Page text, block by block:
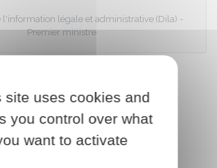
l'information légale et administrative (Dila) -
Premier ministre
site uses cookies and
you control over what
want to activate